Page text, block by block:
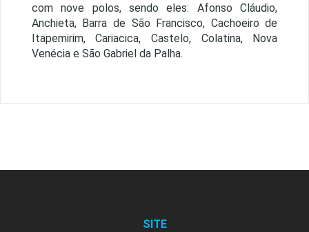
com nove polos, sendo eles: Afonso Cláudio,
Anchieta, Barra de São Francisco, Cachoeiro de
Itapemirim, Cariacica, Castelo, Colatina, Nova
Venécia e São Gabriel da Palha.
SITE